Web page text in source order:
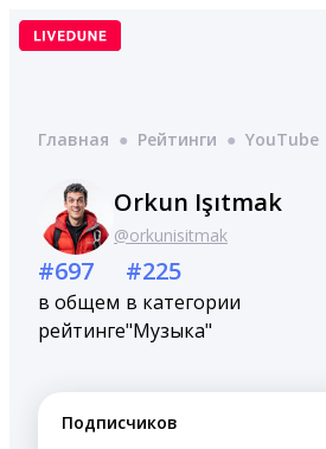
Перейти
Главная ● Рейтинги ● YouTube
Orkun Işıtmak
@orkunisitmak
#697
в общем
рейтинге
#225
в категории
"Музыка"
Подписчиков